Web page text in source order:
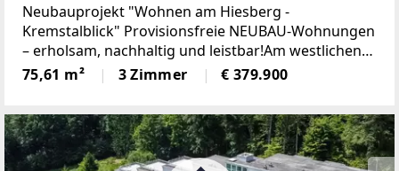
Neubauprojekt "Wohnen am Hiesberg -
Kremstalblick" Provisionsfreie NEUBAU-Wohnungen
– erholsam, nachhaltig und leistbar!Am westlichen
Ortsende der idyllischen Marktgemeinde
Senftenberg - umrandet von grünen Hügeln und
75,61 m² 3 Zimmer € 379.900